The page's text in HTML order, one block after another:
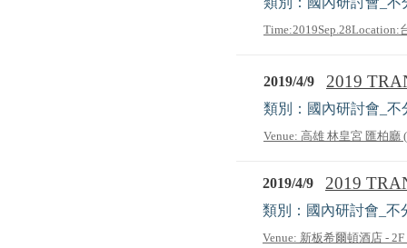
2019/4/9 2019
類別：國內研討會_不
Venue: 高雄 林皇宮 匯柏
2019/4/9 2019
類別：國內研討會_不
Venue: 新板希爾頓酒店 -